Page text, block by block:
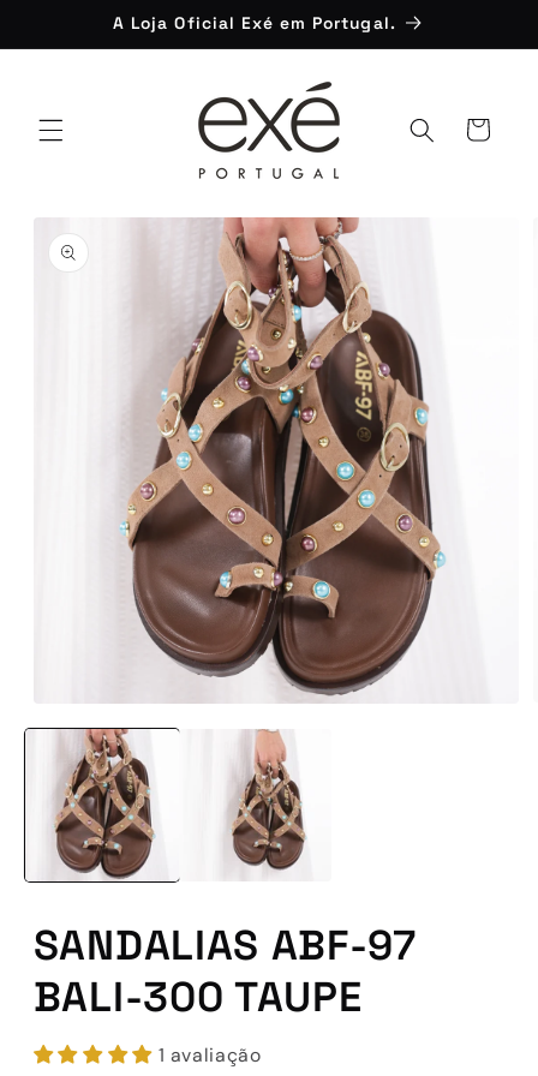
conteúdo
A Loja Oficial Exé em Portugal.
Carrinho
informação
do produto
conteúdo
multimédia
modal
SANDALIAS ABF-97
BALI-300 TAUPE
1 avaliação